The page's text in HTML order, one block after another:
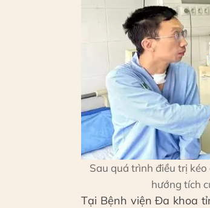
Sau quá trình điều trị
hướng tích
Tại Bệnh viện Đa khoa